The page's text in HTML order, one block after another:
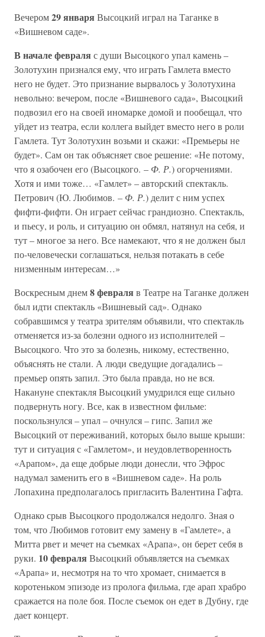
Вечером29 января Высоцкий играл на Таганке в
«Вишневом саде».
В начале февраля с души Высоцкого упал камень –
Золотухин признался ему, что играть Гамлета вместо
него не будет. Это признание вырвалось у Золотухина
невольно: вечером, после «Вишневого сада», Высоцкий
подвозил его на своей иномарке домой и пообещал, что
уйдет из театра, если коллега выйдет вместо него в роли
Гамлета. Тут Золотухин возьми и скажи: «Премьеры не
будет». Сам он так объясняет свое решение: «Не потому,
что я озабочен его (Высоцкого. – Ф. Р.) огорчениями.
Хотя и ими тоже… «Гамлет» – авторский спектакль.
Петрович (Ю. Любимов. – Ф. Р.) делит с ним успех
фифти-фифти. Он играет сейчас грандиозно. Спектакль,
и пьесу, и роль, и ситуацию он обмял, натянул на себя, и
тут – многое за него. Все намекают, что я не должен был
по-человечески соглашаться, нельзя потакать в себе
низменным интересам…»
Воскресным днем8 февраля в Театре на Таганке должен
был идти спектакль «Вишневый сад». Однако
собравшимся у театра зрителям объявили, что спектакль
отменяется из-за болезни одного из исполнителей –
Высоцкого. Что это за болезнь, никому, естественно,
объяснять не стали. А люди сведущие догадались –
премьер опять запил. Это была правда, но не вся.
Накануне спектакля Высоцкий умудрился еще сильно
подвернуть ногу. Все, как в известном фильме:
поскользнулся – упал – очнулся – гипс. Запил же
Высоцкий от переживаний, которых было выше крыши:
тут и ситуация с «Гамлетом», и неудовлетворенность
«Арапом», да еще добрые люди донесли, что Эфрос
надумал заменить его в «Вишневом саде». На роль
Лопахина предполагалось пригласить Валентина Гафта.
Однако срыв Высоцкого продолжался недолго. Зная о
том, что Любимов готовит ему замену в «Гамлете», а
Митта рвет и мечет на съемках «Арапа», он берет себя в
руки. 10 февраля Высоцкий объявляется на съемках
«Арапа» и, несмотря на то что хромает, снимается в
коротеньком эпизоде из пролога фильма, где арап храбро
сражается на поле боя. После съемок он едет в Дубну, где
дает концерт.